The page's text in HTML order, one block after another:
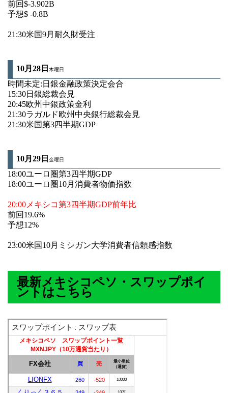
前回$-3.902B
予想$ -0.8B
21:30米国9月耐久財受注
10月28日 木曜日
時間未定:日銀金融政策決定会合
15:30日銀総裁会見
20:45欧州中銀政策金利
21:30ラガルド欧州中央銀行総裁会見
21:30米国第3四半期GDP
10月29 日 金曜日
18:00ユーロ圏第3四半期GDP
18:00ユーロ圏10月消費者物価指数
20:00メキシコ第3四半期GDP前年比
前回19.6%
予想12%
23:00米国10月ミシガン大学消費者信頼感指数
最新メキシコペソ・スワップポイ
ントはこちら